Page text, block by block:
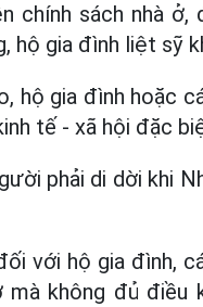
chính sách nhà ở,
hộ gia đình liệt sỹ
hộ gia đình hoặc
tế - xã hội đặc
phải di dời khi
với hộ gia đình,
mà không đủ